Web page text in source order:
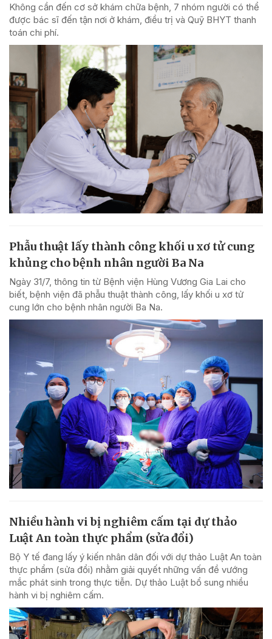
Không cần đến cơ sở khám chữa bệnh, 7 nhóm người có thể
được bác sĩ đến tận nơi ở khám, điều trị và Quỹ BHYT thanh
toán chi phí.
Phẫu thuật lấy thành công khối u xơ tử cung
khủng cho bệnh nhân người Ba Na
Ngày 31/7, thông tin từ Bệnh viện Hùng Vương Gia Lai cho
biết, bệnh viện đã phẫu thuật thành công, lấy khối u xơ tử
cung lớn cho bệnh nhân người Ba Na.
Nhiều hành vi bị nghiêm cấm tại dự thảo
Luật An toàn thực phẩm (sửa đổi)
Bộ Y tế đang lấy ý kiến nhân dân đối với dự thảo Luật An toàn
thực phẩm (sửa đổi) nhằm giải quyết những vấn đề vướng
mắc phát sinh trong thực tiễn. Dự thảo Luật bổ sung nhiều
hành vi bị nghiêm cấm.